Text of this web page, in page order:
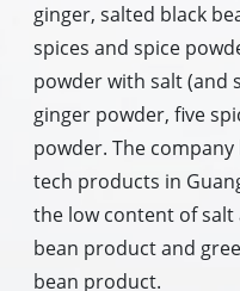
ginger, salted black
spices and spice
powder with salt (and
ginger powder, five
powder. The
tech products in
the low content of
bean product and
bean product.